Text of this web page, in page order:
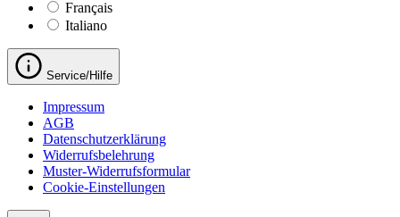
Français
Italiano
Service/Hilfe
Impressum
AGB
Datenschutzerklärung
Widerrufsbelehrung
Muster-Widerrufsformular
Cookie-Einstellungen